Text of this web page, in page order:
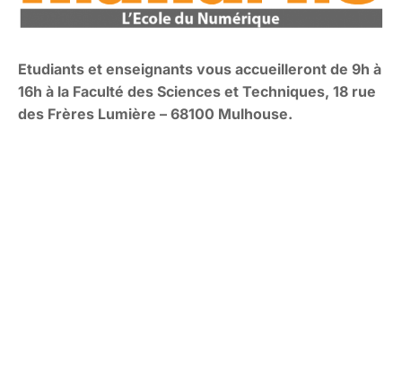
Etudiants et enseignants vous accueilleront de 9h à
16h à la Faculté des Sciences et Techniques, 18 rue
des Frères Lumière – 68100 Mulhouse.